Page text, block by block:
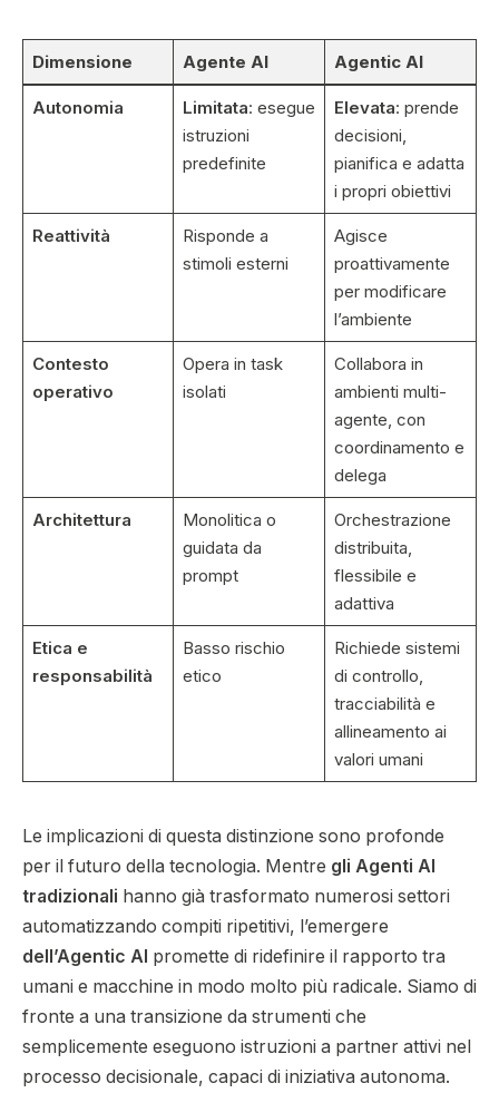
Dimensione Agente AI Agentic AI
Autonomia Limitata: esegue
istruzioni
predefinite
Elevata: prende
decisioni,
pianifica e adatta
i propri obiettivi
Reattività
Risponde a
stimoli esterni
Agisce
proattivamente
per modificare
l’ambiente
Contesto
operativo
Opera in task
isolati
Collabora in
ambienti multi-
agente, con
coordinamento e
delega
Architettura
Monolitica o
guidata da
prompt
Orchestrazione
distribuita,
flessibile e
adattiva
Etica e
responsabilità
Basso rischio
etico
Richiede sistemi
di controllo,
tracciabilità e
allineamento ai
valori umani
Le implicazioni di questa distinzione sono profonde
per il futuro della tecnologia. Mentre gli Agenti AI
tradizionali hanno già trasformato numerosi settori
automatizzando compiti ripetitivi, l’emergere
dell’Agentic AI promette di ridefinire il rapporto tra
umani e macchine in modo molto più radicale. Siamo di
fronte a una transizione da strumenti che
semplicemente eseguono istruzioni a partner attivi nel
processo decisionale, capaci di iniziativa autonoma.